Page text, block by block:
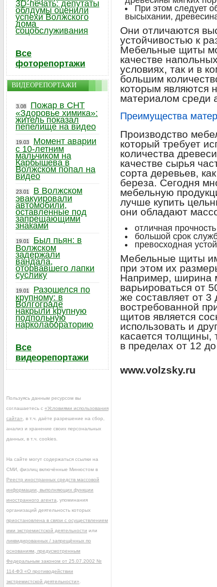
При этом следует
высыхании,
Они отличаются
устойчивостью к
Мебельные щиты
качестве
условиях, так и в
большим
которым являются
материалом среди
Преимущества
Производство
который требует
количества
качестве сырья
сорта деревьев,
береза. Сегодня
мебельную
лучше купить
они обладают
отличная
большой срок
превосходная
Мебельные щиты
при этом их
Например, ширина
варьироваться от
же составляет от
востребованной
щитов является
использовать и
касается толщины,
в пределах от 12
www.volzsky.ru
3D-печать: депутаты
облдумы оценили
успехи Волжского
дома
соцобслуживания
Все
фоторепортажи
ВИДЕОРЕПОРТАЖИ
3.08
Пожар в СНТ
«Здоровье химика»:
житель показал
пепелище на видео
19.03
Момент аварии
с 10-летним
мальчиком на
Карбышева в
Волжском попал на
видео
23.01
В Волжском
эвакуировали
автомобили,
оставленные под
запрещающими
знаками
19.01
Был пьян: в
Волжском
задержали
вандала,
оторвавшего лапки
суслику
19.01
Разошелся по
крупному: в
Волгограде
накрыли крупную
подпольную
нарколабораторию
Все
видеорепортажи
Пользуясь данным ресурсом вы
соглашаетесь с «Условиями использования
сайта» , в т.ч. даёте разрешение на сбор,
анализ и хранение своих персональных
данных, в т.ч. cookies.
На сайте могут содержаться ссылки на
СМИ, физлиц включённые Минюстом в
Реестр иностранных средств массовой
информации, выполняющих функции
иностранного агента , упоминания
организаций деятельность которых
приостановлена в связи с осуществлением
ими экстремистской деятельности или
ликвидированных / запрещённых по
основаниям, предусмотренным
Федеральным законом от 25.07.2002 №
114-ФЗ «О противодействии
экстремистской деятельности»